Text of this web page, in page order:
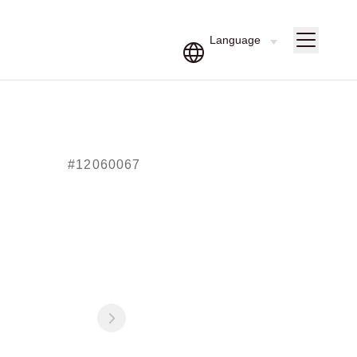
#12060067